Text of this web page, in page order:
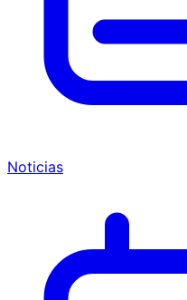
Noticias